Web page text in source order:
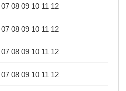
07 08 09 10 11 12
07 08 09 10 11 12
07 08 09 10 11 12
07 08 09 10 11 12